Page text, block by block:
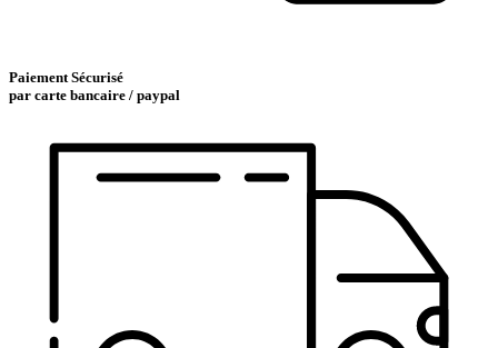
Paiement Sécurisé
par carte bancaire / paypal